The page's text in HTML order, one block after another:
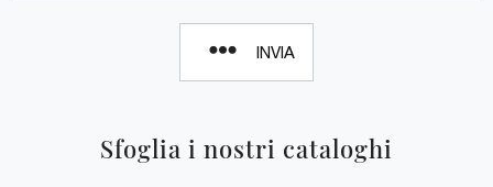
Sfoglia i nostri cataloghi
INVIA